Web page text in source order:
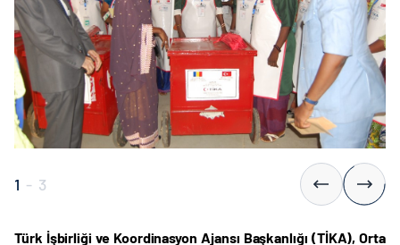
1 - 3
Türk İşbirliği ve Koordinasyon Ajansı Başkanlığı (TİKA), Orta